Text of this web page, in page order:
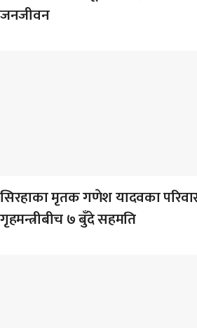
जनजीवन
सिरहाका मृतक गणेश यादवका
गृहमन्त्रीबीच ७ बुँदे सहमति